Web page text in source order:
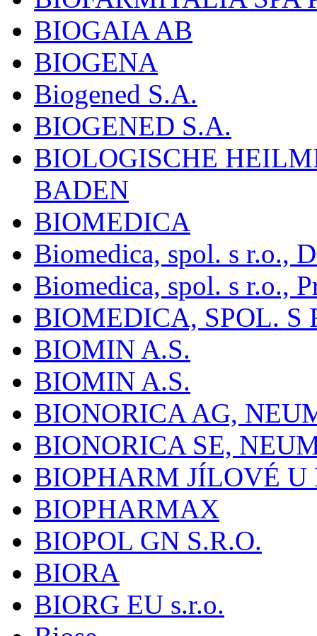
BIOGAIA AB
BIOGENA
Biogened S.A.
BIOGENED S.A.
BIOLOGISCHE
BADEN
BIOMEDICA
Biomedica, spol. s r.o.,
Biomedica, spol. s r.o.,
BIOMEDICA, SPOL. S
BIOMIN A.S.
BIOMIN A.S.
BIONORICA AG,
BIONORICA SE,
BIOPHARM JÍLOVÉ U
BIOPHARMAX
BIOPOL GN S.R.O.
BIORA
BIORG EU s.r.o.